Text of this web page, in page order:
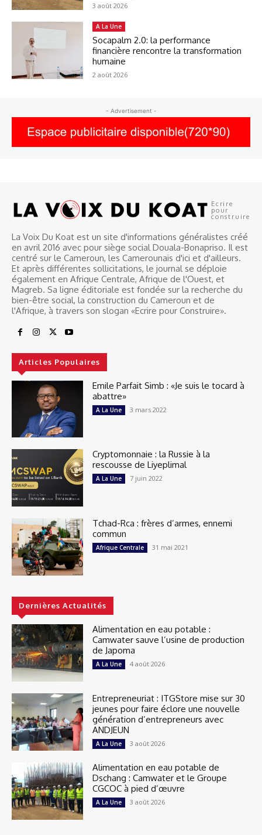
3 août 2026
A La Une
Socapalm 2.0: la performance
financière rencontre la transformation
humaine
2 août 2026
- Advertisement -
Ecrire
pour
construire
La Voix Du Koat est un site d'informations généralistes créé
en avril 2016 avec pour siège social Douala-Bonapriso. Il est
centré sur le Cameroun, les Camerounais d'ici et d'ailleurs.
Et après différentes sollicitations, le journal se déploie
également en Afrique Centrale, Afrique de l'Ouest, et
Magreb. Sa ligne éditoriale est fondée sur la recherche du
bien-être social, la construction du Cameroun et de
l'Afrique, à travers son slogan «Ecrire pour Construire».
Articles Populaires
Emile Parfait Simb : «Je suis le tocard à
abattre»
A La Une 3 mars 2022
Cryptomonnaie : la Russie à la
rescousse de Liyeplimal
A La Une 7 juin 2022
Tchad-Rca : frères d’armes, ennemi
commun
Afrique Centrale 31 mai 2021
Dernières Actualités
Alimentation en eau potable :
Camwater sauve l’usine de production
de Japoma
A La Une 4 août 2026
Entrepreneuriat : ITGStore mise sur 30
jeunes pour faire éclore une nouvelle
génération d’entrepreneurs avec
ANDJEUN
A La Une 3 août 2026
Alimentation en eau potable de
Dschang : Camwater et le Groupe
CGCOC à pied d’œuvre
A La Une 3 août 2026